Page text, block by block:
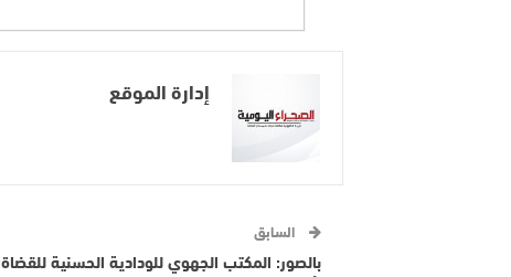
إدارة الموقع
السابق
بالصور: المكتب الجهوي للودادية الحسنية للقضاة